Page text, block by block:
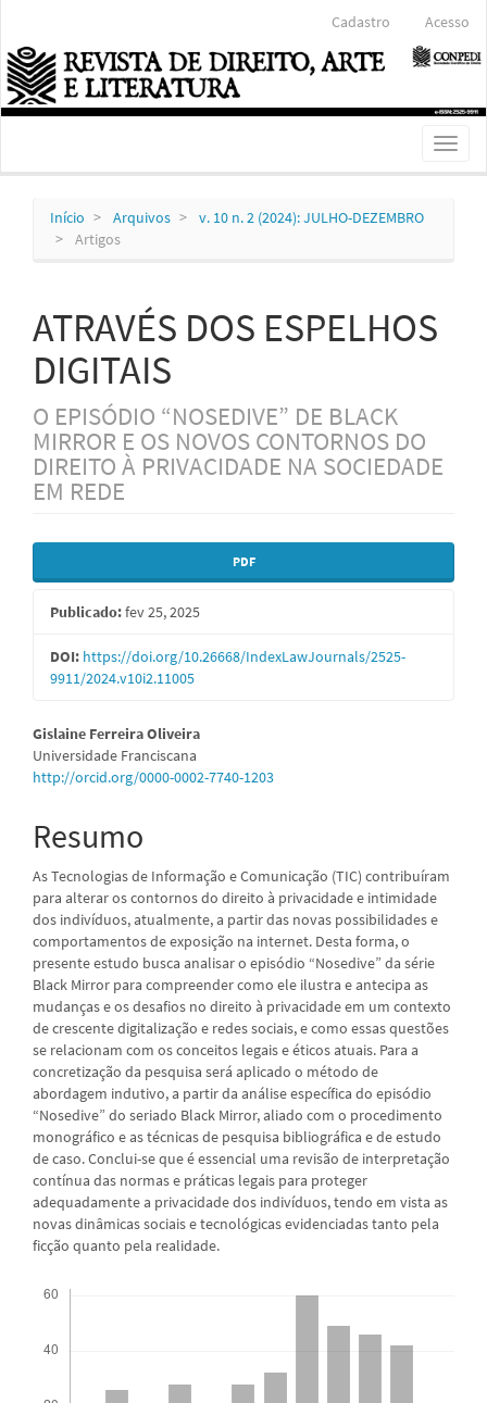
Conteúdo
principal
Barra
Lateral
Cadastro Acesso
Toggle
Início Arquivos
v. 10 n. 2 (2024): JULHO-DEZEMBRO
Artigos
ATRAVÉS DOS ESPELHOS
DIGITAIS
O EPISÓDIO “NOSEDIVE” DE BLACK
MIRROR E OS NOVOS CONTORNOS DO
DIREITO À PRIVACIDADE NA SOCIEDADE
EM REDE
Barra
lateral
de
artigos
PDF
Publicado:fev 25, 2025
DOI: https://doi.org/10.26668/IndexLawJournals/2525-
9911/2024.v10i2.11005
Conteúdo
do
principal
Gislaine Ferreira Oliveira
Universidade Franciscana
http://orcid.org/0000-0002-7740-1203
Resumo
As Tecnologias de Informação e Comunicação (TIC) contribuíram
para alterar os contornos do direito à privacidade e intimidade
dos indivíduos, atualmente, a partir das novas possibilidades e
comportamentos de exposição na internet. Desta forma, o
presente estudo busca analisar o episódio “Nosedive” da série
Black Mirror para compreender como ele ilustra e antecipa as
mudanças e os desafios no direito à privacidade em um contexto
de crescente digitalização e redes sociais, e como essas questões
se relacionam com os conceitos legais e éticos atuais. Para a
concretização da pesquisa será aplicado o método de
abordagem indutivo, a partir da análise específica do episódio
“Nosedive” do seriado Black Mirror, aliado com o procedimento
monográfico e as técnicas de pesquisa bibliográfica e de estudo
de caso. Conclui-se que é essencial uma revisão de interpretação
contínua das normas e práticas legais para proteger
adequadamente a privacidade dos indivíduos, tendo em vista as
novas dinâmicas sociais e tecnológicas evidenciadas tanto pela
ficção quanto pela realidade.